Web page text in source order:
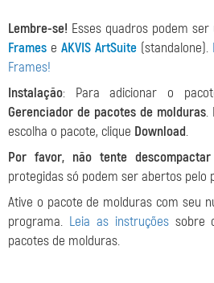
Lembre-se! Esses quadros podem
Frames e AKVIS ArtSuite (standalone).
Frames!
Instalação: Para adicionar o
Gerenciador de pacotes de molduras.
escolha o pacote, clique Download.
Por favor, não tente
protegidas só podem ser abertos pelo
Ative o pacote de molduras com seu
programa. Leia as instruçõessobre
pacotes de molduras.